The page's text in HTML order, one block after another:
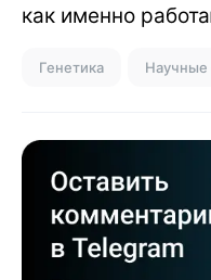
как именно
Генетика Научные